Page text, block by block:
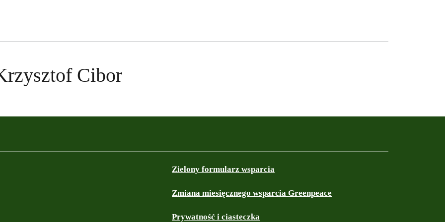
Cibor
Zielony formularz wsparcia
Zmiana miesięcznego wsparcia Greenpeace
Prywatność i ciasteczka